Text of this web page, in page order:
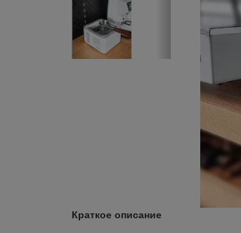
Краткое описание